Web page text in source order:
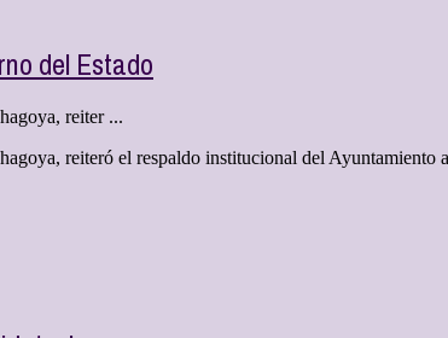
del Estado
reiter ...
reiteró el respaldo institucional del Ayuntamiento